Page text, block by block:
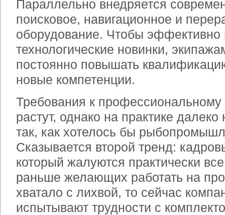
Параллельно внедряется
поисковое, навигационное и
оборудование. Чтобы эффективно
технологические новинки,
постоянно повышать
новые компетенции.
Требования к
растут, однако на практике
так, как хотелось бы
Сказывается второй тренд:
который жалуются практически
раньше желающих работать на
хватало с лихвой, то сейчас
испытывают трудности с